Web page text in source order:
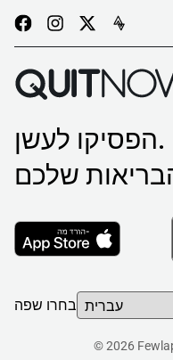
הפסיקו לעשן.
בחרו שפה